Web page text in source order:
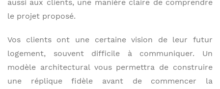
aussi aux clients, une manière claire de comprendre
le projet proposé.
Vos clients ont une certaine vision de leur futur
logement, souvent difficile à communiquer. Un
modèle architectural vous permettra de construire
une réplique fidèle avant de commencer la